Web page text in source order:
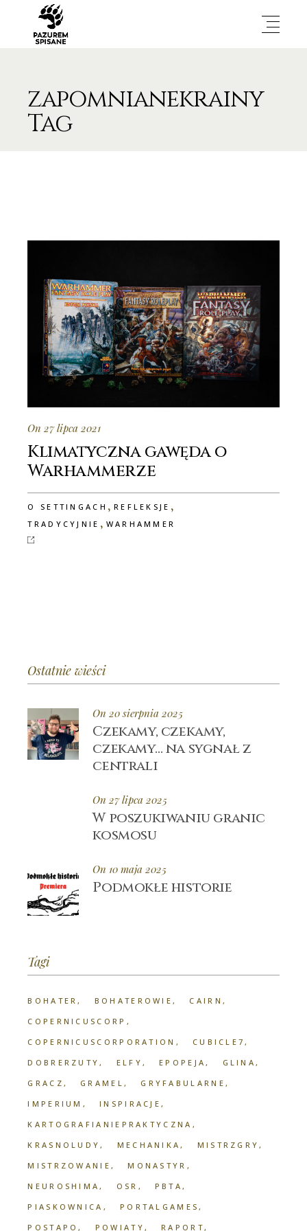
zapomnianekrainy
Tag
On 27 lipca 2021
Klimatyczna gawęda o
Warhammerze
O SETTINGACH , REFLEKSJE ,
TRADYCYJNIE , WARHAMMER
Ostatnie wieści
On 20 sierpnia 2025
Czekamy, czekamy,
czekamy… na sygnał z
centrali
On 27 lipca 2025
W poszukiwaniu granic
kosmosu
On 10 maja 2025
Podmokłe historie
Tagi
BOHATER BOHATEROWIE
CAIRN
COPERNICUSCORP
COPERNICUSCORPORATION
CUBICLE7
DOBRERZUTY
ELFY EPOPEJA
GLINA
GRACZ
GRAMEL
GRYFABULARNE
IMPERIUM
INSPIRACJE
KARTOGRAFIANIEPRAKTYCZNA
KRASNOLUDY
MECHANIKA
MISTRZGRY
MISTRZOWANIE
MONASTYR
NEUROSHIMA
OSR
PBTA
PIASKOWNICA
PORTALGAMES
POSTAPO
POWIATY RAPORT